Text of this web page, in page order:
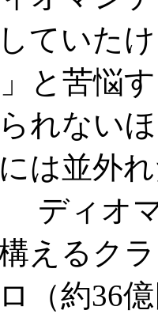
ていた
と苦悩
れない
は並外
ディオ
えるク
（約36